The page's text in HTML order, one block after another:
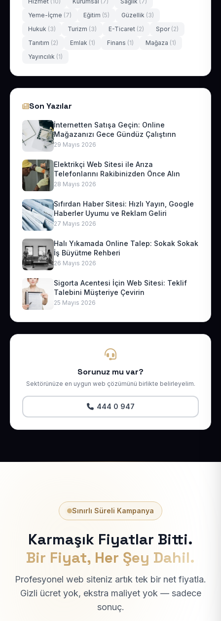
Yeme-İçme (7) Eğitim (5) Güzellik (3)
Hukuk (3) Turizm (3) E-Ticaret (2) Spor (2)
Tanıtım (2) Emlak (1) Finans (1) Mağaza (1)
Yayıncılık (1)
Son Yazılar
İnternetten Satışa Geçin: Online
Mağazanızı Gece Gündüz Çalıştırın
29 Mayıs 2026
Elektrikçi Web Sitesi ile Arıza
Telefonlarını Rakibinizden Önce Alın
28 Mayıs 2026
Sıfırdan Haber Sitesi: Hızlı Yayın, Google
Haberler Uyumu ve Reklam Geliri
27 Mayıs 2026
Halı Yıkamada Online Talep: Sokak Sokak
İş Büyütme Rehberi
26 Mayıs 2026
Sigorta Acentesi İçin Web Sitesi: Teklif
Talebini Müşteriye Çevirin
25 Mayıs 2026
Sorunuz mu var?
Sektörünüze en uygun web çözümünü birlikte belirleyelim.
444 0 947
Sınırlı Süreli Kampanya
Karmaşık Fiyatlar Bitti.
Bir Fiyat, Her Şey Dahil.
Profesyonel web siteniz artık tek bir net fiyatla.
Gizli ücret yok, ekstra maliyet yok — sadece
sonuç.